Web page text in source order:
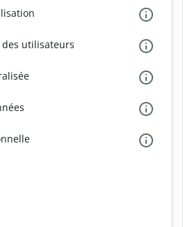
utilisateurs